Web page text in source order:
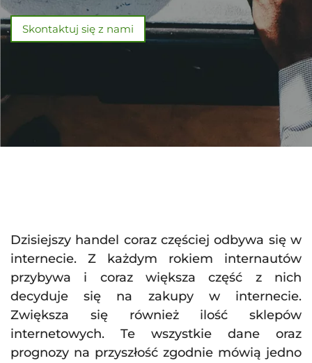
Skontaktuj się z nami
Dzisiejszy handel coraz częściej odbywa się w
internecie. Z każdym rokiem internautów
przybywa i coraz większa część z nich
decyduje się na zakupy w internecie.
Zwiększa się również ilość sklepów
internetowych. Te wszystkie dane oraz
prognozy na przyszłość zgodnie mówią jedno